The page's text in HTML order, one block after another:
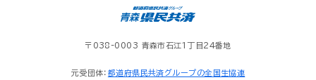
〒038-0003 青森市石江1丁目24番地
元受団体： 都道府県民共済グループの全国生協連